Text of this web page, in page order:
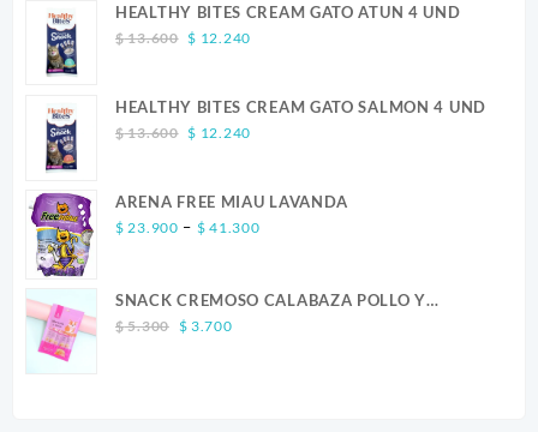
HEALTHY BITES CREAM GATO ATUN 4 UND
$13.600 Original
$ 13.600.
$ 12.240Current
$ 12.240.
HEALTHY BITES CREAM GATO SALMON 4 UND
$13.600 Original
$ 13.600.
$ 12.240Current
$ 12.240.
ARENA FREE MIAU LAVANDA
$ 23.900 – $ 41.300Price
through
SNACK CREMOSO CALABAZA POLLO Y
SALMON CANINO X 5
$5.300
Original
$ 3.700Current